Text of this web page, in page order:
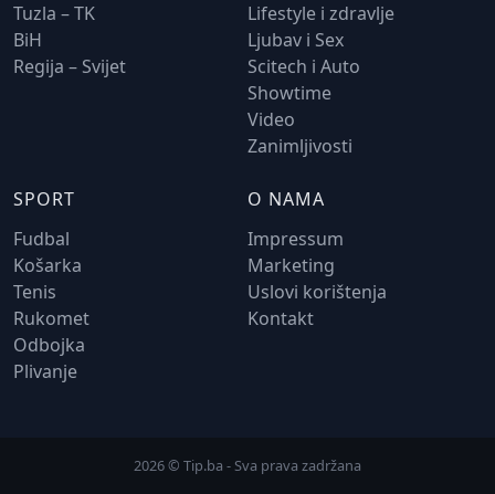
Tuzla – TK
BiH
Regija – Svijet
Lifestyle i zdravlje
Ljubav i Sex
Scitech i Auto
Showtime
Video
Zanimljivosti
SPORT
Fudbal
Košarka
Tenis
Rukomet
Odbojka
Plivanje
O NAMA
Impressum
Marketing
Uslovi korištenja
Kontakt
2026 © Tip.ba - Sva prava zadržana